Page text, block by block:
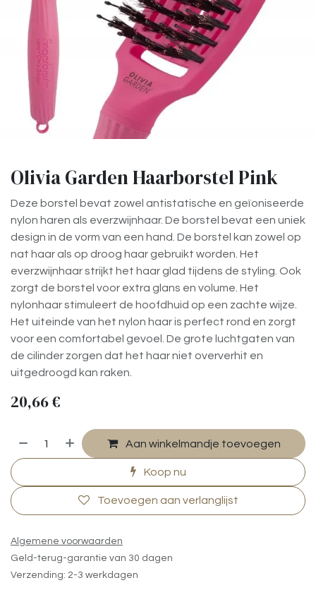
Olivia Garden Haarborstel Pink
Deze borstel bevat zowel antistatische en geïoniseerde
nylon haren als everzwijnhaar. De borstel bevat een uniek
design in de vorm van een hand. De borstel kan zowel op
nat haar als op droog haar gebruikt worden. Het
everzwijnhaar strijkt het haar glad tijdens de styling. Ook
zorgt de borstel voor extra glans en volume. Het
nylonhaar stimuleert de hoofdhuid op een zachte wijze.
Het uiteinde van het nylon haar is perfect rond en zorgt
voor een comfortabel gevoel. De grote luchtgaten van
de cilinder zorgen dat het haar niet oververhit en
uitgedroogd kan raken.
20,66€
Aan winkelmandje toevoegen
Koop nu
Toevoegen aan verlanglijst
Algemene voorwaarden
Geld-terug-garantie van 30 dagen
Verzending: 2-3 werkdagen